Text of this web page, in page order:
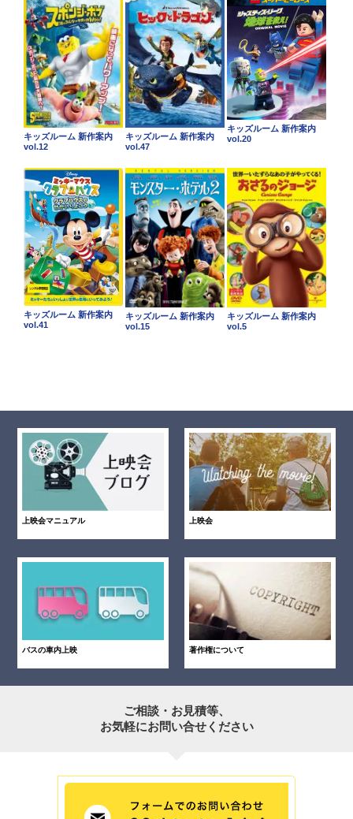
キッズルーム 新作案内
vol.12
キッズルーム 新作案内
vol.47
キッズルーム 新作案内
vol.20
キッズルーム 新作案内
vol.41
キッズルーム 新作案内
vol.15
キッズルーム 新作案内
vol.5
上映会マニュアル 上映会
バスの車内上映 著作権について
ご相談・お見積等、
お気軽にお問い合せください